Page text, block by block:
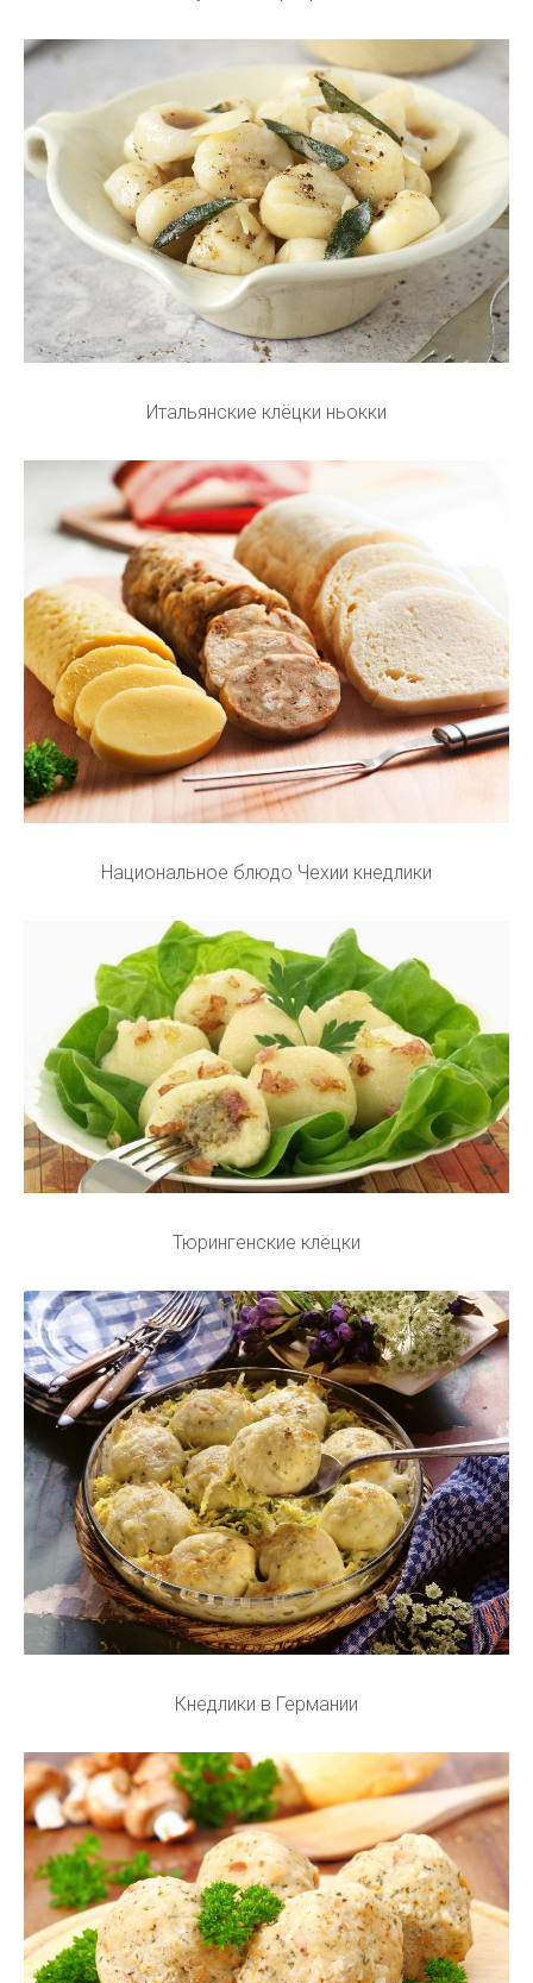
Итальянские клёцки ньокки
Национальное блюдо Чехии кнедлики
Тюрингенские клёцки
Кнедлики в Германии